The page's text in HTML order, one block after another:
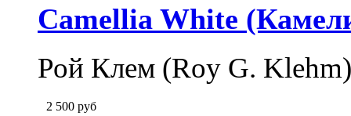
Camellia White
Рой Клем (Roy G.
2 500 руб